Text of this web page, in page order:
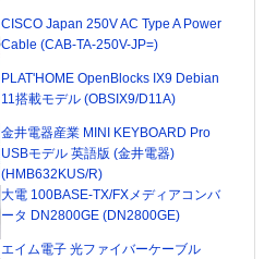
CISCO Japan 250V AC Type A Power
Cable (CAB-TA-250V-JP=)
PLAT'HOME OpenBlocks IX9 Debian
11搭載モデル (OBSIX9/D11A)
金井電器産業 MINI KEYBOARD Pro
USBモデル 英語版 (金井電器)
(HMB632KUS/R)
大電 100BASE-TX/FXメディアコンバ
ータ DN2800GE (DN2800GE)
エイム電子 光ファイバーケーブル